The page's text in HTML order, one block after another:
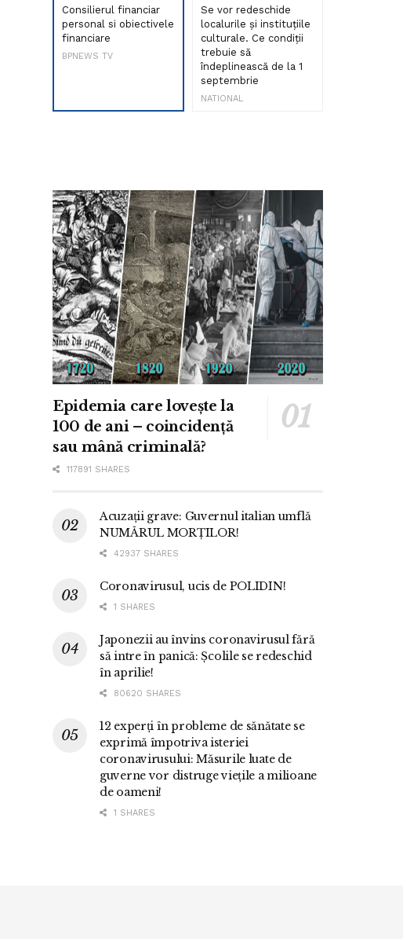
Consilierul financiar
personal si obiectivele
financiare
BPNEWS TV
Se vor redeschide
localurile și instituțiile
culturale. Ce condiții
trebuie să
îndeplinească de la 1
septembrie
NATIONAL
Epidemia care lovește la
100 de ani – coincidență
sau mână criminală?
117891 SHARES
Acuzații grave: Guvernul italian umflă
NUMĂRUL MORȚILOR!
42937 SHARES
Coronavirusul, ucis de POLIDIN!
1 SHARES
Japonezii au învins coronavirusul fără
să intre în panică: Școlile se redeschid
în aprilie!
80620 SHARES
12 experți în probleme de sănătate se
exprimă împotriva isteriei
coronavirusului: Măsurile luate de
guverne vor distruge viețile a milioane
de oameni!
1 SHARES